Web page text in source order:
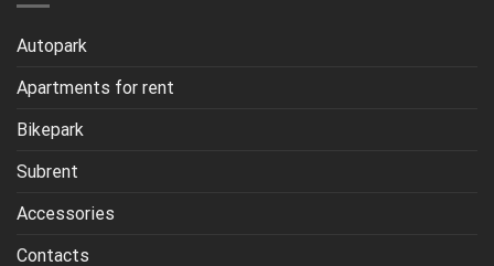
Autopark
Apartments for rent
Bikepark
Subrent
Accessories
Contacts